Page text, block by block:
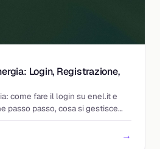
Login, Registrazione,
come fare il login su enel.it e
passo passo, cosa si gestisce
unico 140.
→